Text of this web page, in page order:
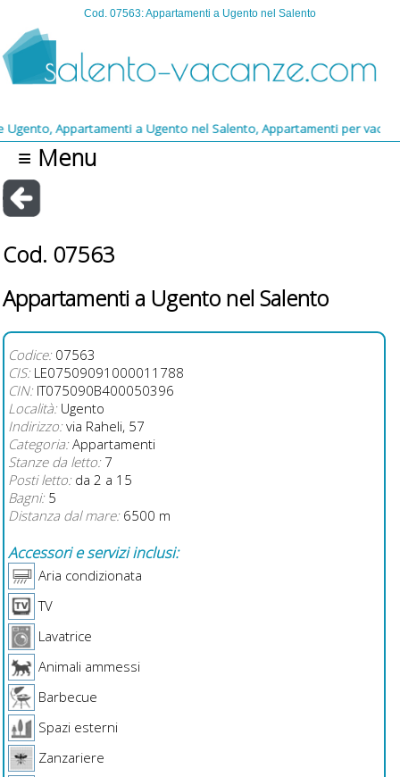
Cod. 07563: Appartamenti a Ugento nel Salento
Appartamenti a Ugento nel Salento, Appartamenti per vacanze
≡ Menu
Cod. 07563
Appartamenti a Ugento nel Salento
Codice:07563
CIS:LE07509091000011788
CIN:IT075090B400050396
Località: Ugento
Indirizzo:via Raheli, 57
Categoria:Appartamenti
Stanze da letto:7
Posti letto:da 2 a 15
Bagni:5
Distanza dal mare:6500 m
Accessori e servizi inclusi:
Aria condizionata
TV
Lavatrice
Animali ammessi
Barbecue
Spazi esterni
Zanzariere